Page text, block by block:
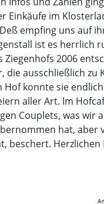
Einkäufe im
empfing uns auf
ist es herrlich
2006
die ausschließlich
konnte sie
aller Art. Im
Couplets, was
hat,
beschert. Herzlichen